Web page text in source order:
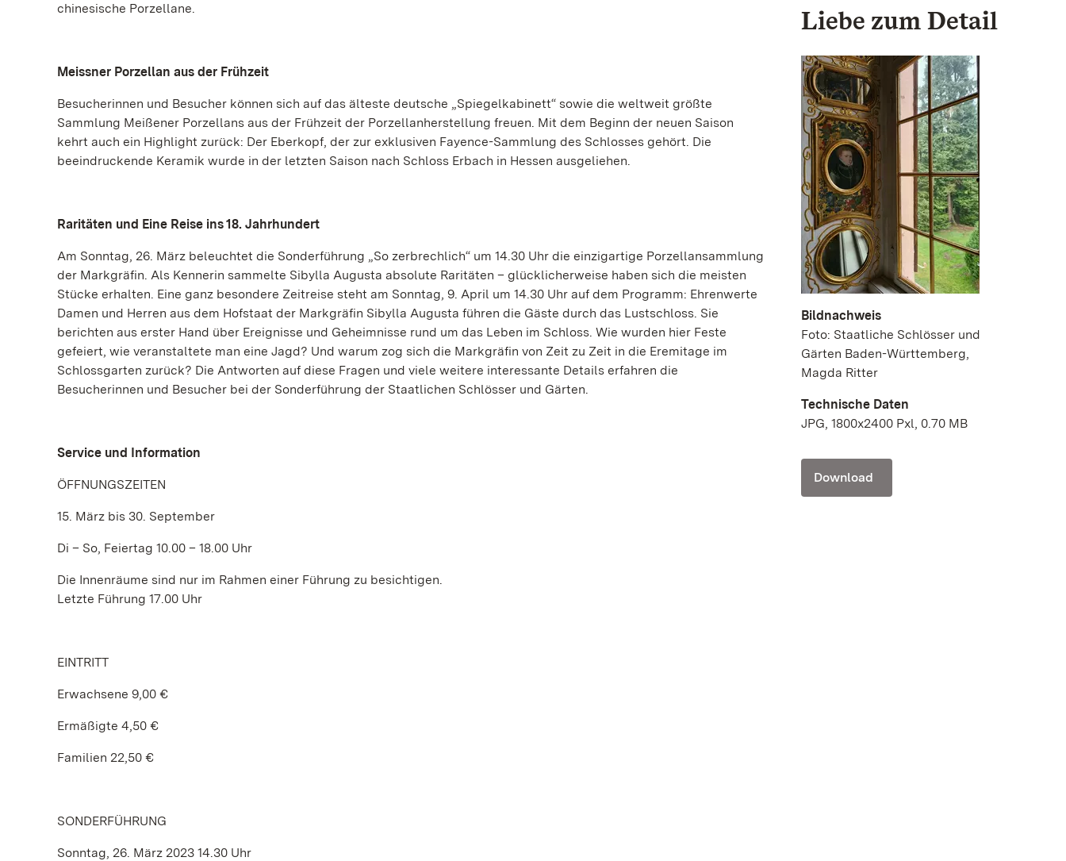
chinesische Porzellane.
Meissner Porzellan aus der Frühzeit
Besucherinnen und Besucher können sich auf das älteste deutsche „Spiegelkabinett“ sowie die weltweit größte
Sammlung Meißener Porzellans aus der Frühzeit der Porzellanherstellung freuen. Mit dem Beginn der neuen Saison
kehrt auch ein Highlight zurück: Der Eberkopf, der zur exklusiven Fayence-Sammlung des Schlosses gehört. Die
beeindruckende Keramik wurde in der letzten Saison nach Schloss Erbach in Hessen ausgeliehen.
Raritäten und Eine Reise ins 18. Jahrhundert
Am Sonntag, 26. März beleuchtet die Sonderführung „So zerbrechlich“ um 14.30 Uhr die einzigartige Porzellansammlung
der Markgräfin. Als Kennerin sammelte Sibylla Augusta absolute Raritäten – glücklicherweise haben sich die meisten
Stücke erhalten. Eine ganz besondere Zeitreise steht am Sonntag, 9. April um 14.30 Uhr auf dem Programm: Ehrenwerte
Damen und Herren aus dem Hofstaat der Markgräfin Sibylla Augusta führen die Gäste durch das Lustschloss. Sie
berichten aus erster Hand über Ereignisse und Geheimnisse rund um das Leben im Schloss. Wie wurden hier Feste
gefeiert, wie veranstaltete man eine Jagd? Und warum zog sich die Markgräfin von Zeit zu Zeit in die Eremitage im
Schlossgarten zurück? Die Antworten auf diese Fragen und viele weitere interessante Details erfahren die
Besucherinnen und Besucher bei der Sonderführung der Staatlichen Schlösser und Gärten.
Service und Information
ÖFFNUNGSZEITEN
15. März bis 30. September
Di – So, Feiertag 10.00 – 18.00 Uhr
Die Innenräume sind nur im Rahmen einer Führung zu besichtigen.
Letzte Führung 17.00 Uhr
EINTRITT
Erwachsene 9,00 €
Ermäßigte 4,50 €
Familien 22,50 €
SONDERFÜHRUNG
Sonntag, 26. März 2023 14.30 Uhr
Liebe zum Detail
Bildnachweis
Foto: Staatliche Schlösser und
Gärten Baden-Württemberg,
Magda Ritter
Technische Daten
JPG, 1800x2400 Pxl, 0.70 MB
Download